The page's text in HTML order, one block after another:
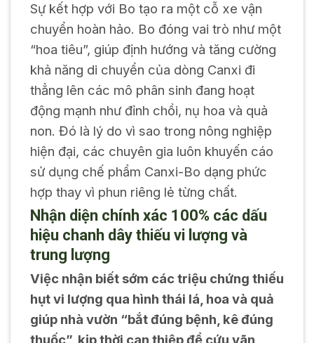
Sự kết hợp với Bo tạo ra một cỗ xe vận
chuyển hoàn hảo. Bo đóng vai trò như một
“hoa tiêu”, giúp định hướng và tăng cường
khả năng di chuyển của dòng Canxi đi
thẳng lên các mô phân sinh đang hoạt
động mạnh như đỉnh chồi, nụ hoa và quả
non. Đó là lý do vì sao trong nông nghiệp
hiện đại, các chuyên gia luôn khuyến cáo
sử dụng chế phẩm Canxi-Bo dạng phức
hợp thay vì phun riêng lẻ từng chất.
Nhận diện chính xác 100% các dấu
hiệu chanh dây thiếu vi lượng và
trung lượng
Việc nhận biết sớm các triệu chứng thiếu
hụt vi lượng qua hình thái lá, hoa và quả
giúp nhà vườn “bắt đúng bệnh, kê đúng
thuốc”, kịp thời can thiệp để cứu vãn